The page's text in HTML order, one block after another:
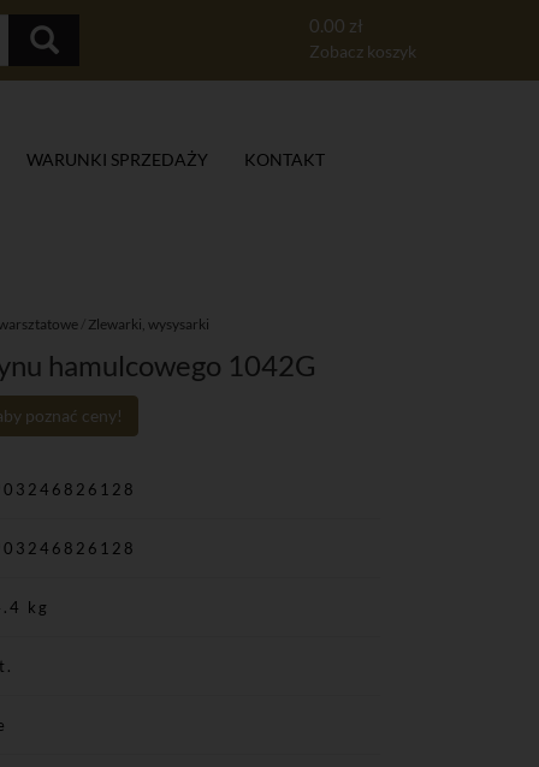
0.00 zł
Zobacz koszyk
WARUNKI SPRZEDAŻY KONTAKT
Zlewarki, wysysarki
hamulcowego 1042G
poznać ceny!
kg